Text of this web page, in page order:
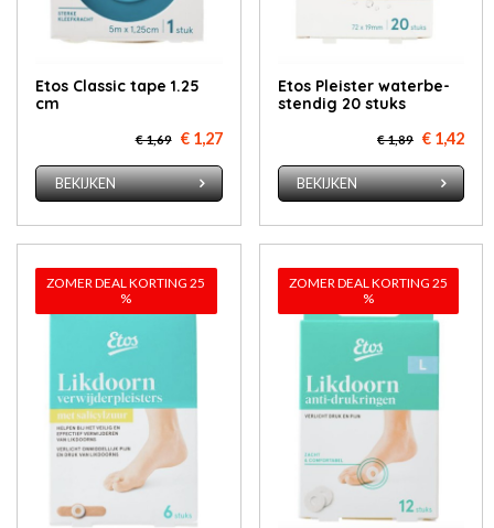
Etos Clas­sic ta­pe 1.25
cm
€ 1,69 € 1,27
BEKIJKEN
Etos Pleis­ter wa­ter­be­
sten­dig 20 stuks
€ 1,89 € 1,42
BEKIJKEN
ZOMER DEAL KORTING 25
%
ZOMER DEAL KORTING 25
%